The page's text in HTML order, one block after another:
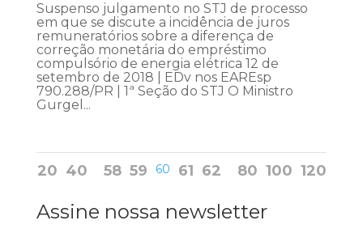
Suspenso julgamento no STJ de processo
em que se discute a incidência de juros
remuneratórios sobre a diferença de
correção monetária do empréstimo
compulsório de energia elétrica 12 de
setembro de 2018 | EDv nos EAREsp
790.288/PR | 1ª Seção do STJ O Ministro
Gurgel...
20 40 58 59 60 61 62 80 100 120
Assine nossa newsletter